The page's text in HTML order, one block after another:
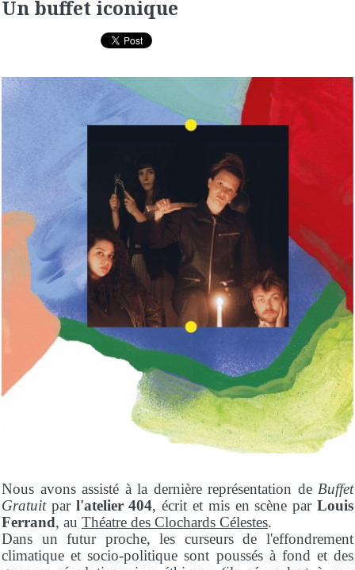
Un buffet iconique
Nous avons assisté à la dernière représentation de Buffet
Gratuitpar l'atelier 404, écrit et mis en scène parLouis
Ferrand, au Théatre des Clochards Célestes.
Dans un futur proche, les curseurs de l'effondrement
climatique et socio-politique sont poussés à fond et des